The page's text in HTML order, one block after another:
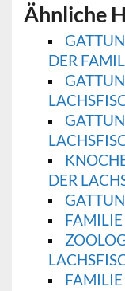
Ähnliche
DER
DER
FAMILIE
FAMILIE